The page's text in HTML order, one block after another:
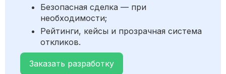
Безопасная сделка — при
необходимости;
Рейтинги, кейсы и прозрачная система
откликов.
Заказать разработку